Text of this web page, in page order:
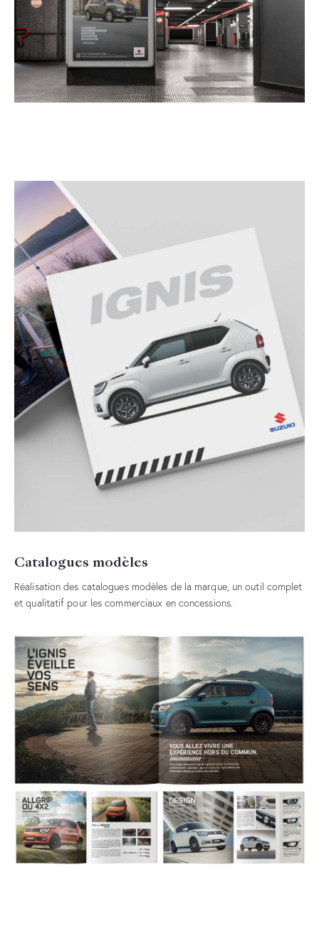
Catalogues modèles
Réalisation des catalogues modèles de la marque, un outil complet
et qualitatif pour les commerciaux en concessions.